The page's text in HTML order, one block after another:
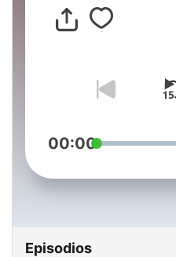
00:00
Episodios